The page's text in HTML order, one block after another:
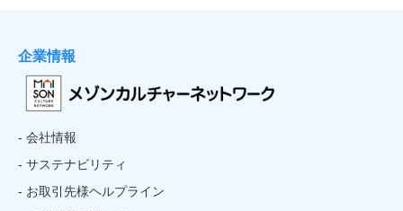
企業情報
- 会社情報
- サステナビリティ
- お取引先様ヘルプライン